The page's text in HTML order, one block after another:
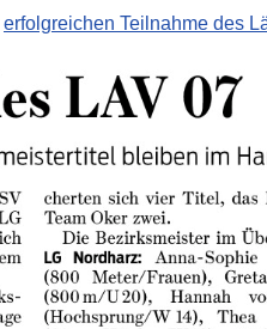
erfolgreichen Teilnahme des